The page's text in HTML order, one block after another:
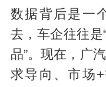
数据背后是一
去，车企往往
品”。现在，广
求导向、市场